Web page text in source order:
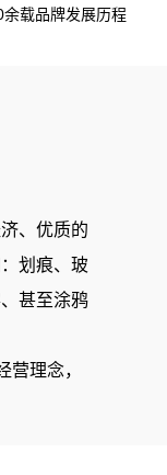
余载品牌发展历程
、优质的
划痕、玻
甚至涂鸦
营理念，